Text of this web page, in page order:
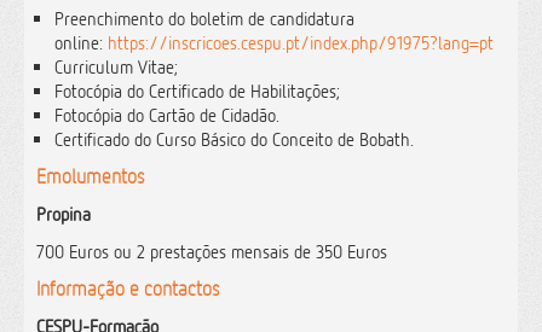
Preenchimento do boletim de candidatura
online: https://inscricoes.cespu.pt/index.php/91975?lang=pt
Curriculum Vitae;
Fotocópia do Certificado de Habilitações;
Fotocópia do Cartão de Cidadão.
Certificado do Curso Básico do Conceito de Bobath.
Emolumentos
Propina
700 Euros ou 2 prestações mensais de 350 Euros
Informação e contactos
CESPU-Formação